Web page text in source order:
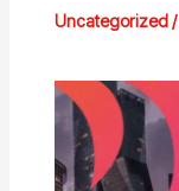
Uncategorized/